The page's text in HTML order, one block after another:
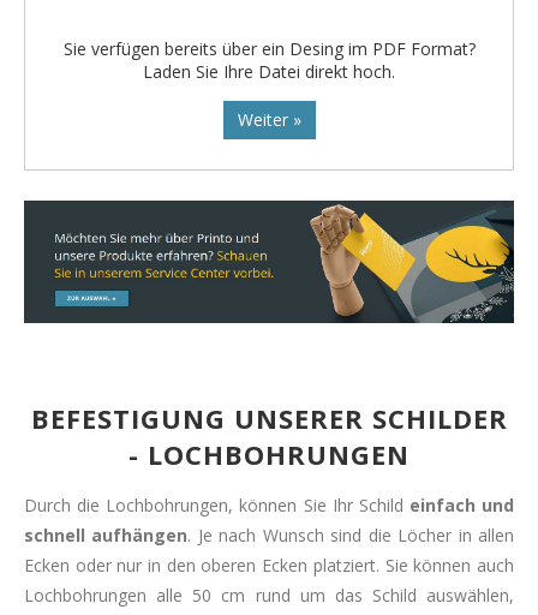
Sie verfügen bereits über ein Desing im PDF Format?
Laden Sie Ihre Datei direkt hoch.
Weiter »
BEFESTIGUNG UNSERER SCHILDER
- LOCHBOHRUNGEN
Durch die Lochbohrungen, können Sie Ihr Schild einfach und
schnell aufhängen. Je nach Wunsch sind die Löcher in allen
Ecken oder nur in den oberen Ecken platziert. Sie können auch
Lochbohrungen alle 50 cm rund um das Schild auswählen,